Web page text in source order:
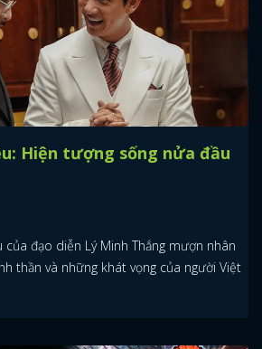
Hiện tượng sống nửa đầu
của đạo diễn Lý Minh Thắng mượn nhân
thần và những khát vọng của người Việt